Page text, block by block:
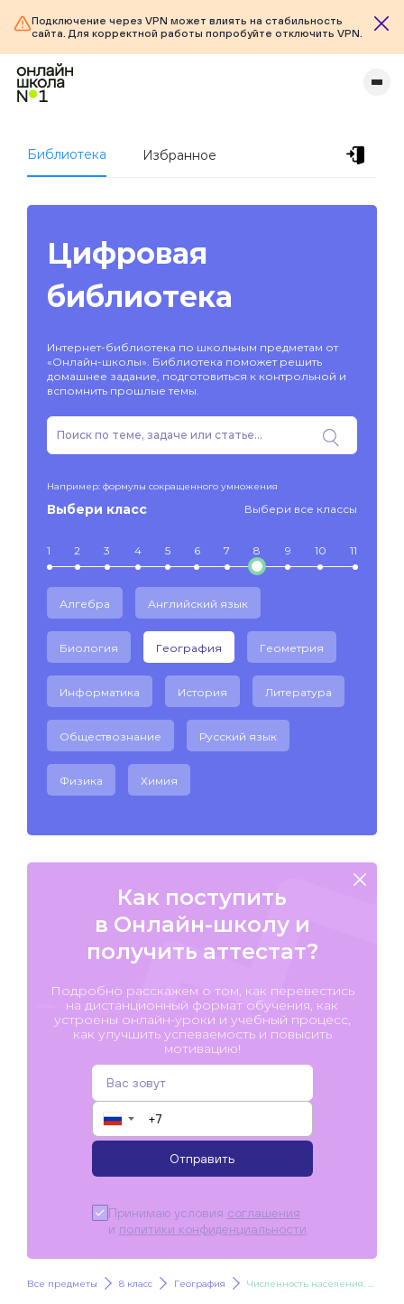
Подключение через VPN может влиять на стабильность
сайта. Для корректной работы попробуйте отключить VPN.
Библиотека Избранное
Цифровая
библиотека
Интернет-библиотека по школьным предметам от
«Онлайн-школы». Библиотека поможет решить
домашнее задание, подготовиться к контрольной и
вспомнить прошлые темы.
Например: формулы сокращенного умножения
Выбери класс Выбери все классы
1 2 3 4 5 6 7 8 9 10 11
Алгебра Английский язык
Биология География Геометрия
Информатика История Литература
Обществознание Русский язык
Физика Химия
Как поступить
в Онлайн-школу и
получить аттестат?
Подробно расскажем о том, как перевестись
на дистанционный формат обучения, как
устроены онлайн-уроки и учебный процесс,
как улучшить успеваемость и повысить
мотивацию!
▼
Отправить
Принимаю условия соглашения
и политики конфиденциальности
Все предметы 8 класс География Численность населения. Воспроизводство населения